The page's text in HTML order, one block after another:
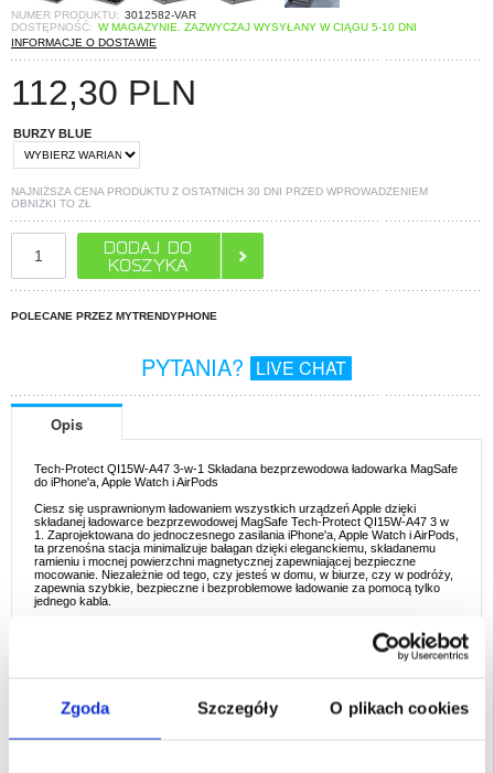
Zgoda Szczegóły O plikach cookies
NUMER PRODUKTU: 3012582-VAR
DOSTĘPNOŚĆ: W MAGAZYNIE. ZAZWYCZAJ WYSYŁANY W CIĄGU 5-10 DNI
INFORMACJE O DOSTAWIE
112,30 PLN
BURZY BLUE
NAJNIŻSZA CENA PRODUKTU Z OSTATNICH 30 DNI PRZED WPROWADZENIEM
OBNIŻKI TO ZŁ
POLECANE PRZEZ MYTRENDYPHONE
PYTANIA? LIVE CHAT
Opis
Tech-Protect QI15W-A47 3-w-1 Składana bezprzewodowa ładowarka MagSafe
do iPhone'a, Apple Watch i AirPods
Ciesz się usprawnionym ładowaniem wszystkich urządzeń Apple dzięki
składanej ładowarce bezprzewodowej MagSafe Tech-Protect QI15W-A47 3 w
1. Zaprojektowana do jednoczesnego zasilania iPhone'a, Apple Watch i AirPods,
ta przenośna stacja minimalizuje bałagan dzięki eleganckiemu, składanemu
ramieniu i mocnej powierzchni magnetycznej zapewniającej bezpieczne
mocowanie. Niezależnie od tego, czy jesteś w domu, w biurze, czy w podróży,
zapewnia szybkie, bezpieczne i bezproblemowe ładowanie za pomocą tylko
jednego kabla.
- Wygoda obsługi wielu urządzeń: Bezproblemowe zasilanie iPhone'a (do 15
W), Apple Watch (2 W) i AirPods (3 W) w tym samym czasie, eliminując wiele
- Składana, kompaktowa konstrukcja: Łatwa do schowania w torbie lub
szufladzie, idealna do zatłoczonych biur, wspólnych biurek lub lekkich podróży.